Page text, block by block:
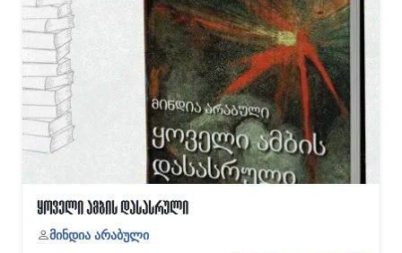
ყოველი ამბის დასასრული
მინდია არაბული